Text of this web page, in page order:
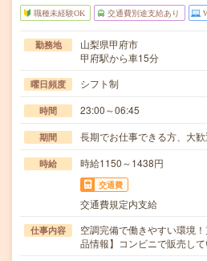
職種未経験OK 交通費別途支給あり
勤務地
山梨県甲府市
甲府駅から車15分
曜日頻度 シフト制
時間 23:00～06:45
期間 長期でお仕事できる方、大歓
時給 時給1150～1438円
交通費
交通費規定内支給
仕事内容
空調完備で働きやすい環境
品情報】コンビニで販売し